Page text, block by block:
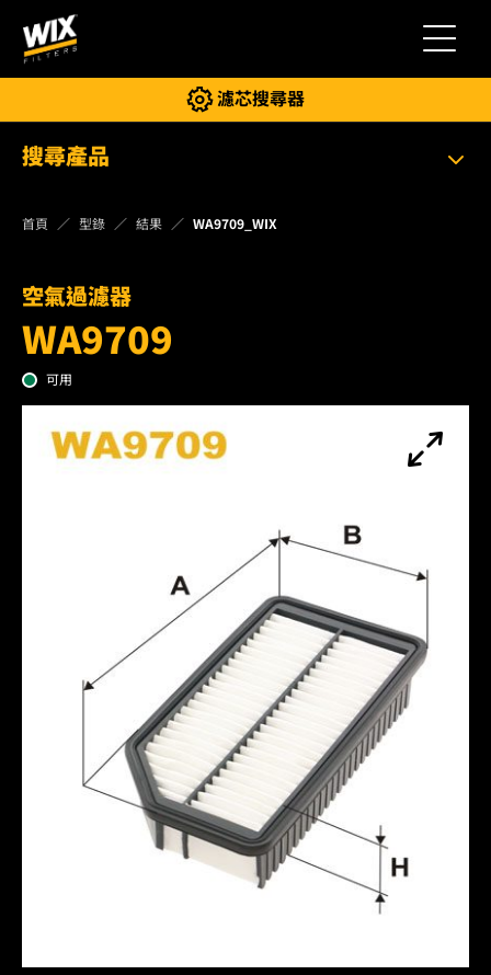
切換導航
濾芯搜尋器
搜尋產品
首頁 型錄 結果 WA9709_WIX
空氣過濾器
WA9709
可用